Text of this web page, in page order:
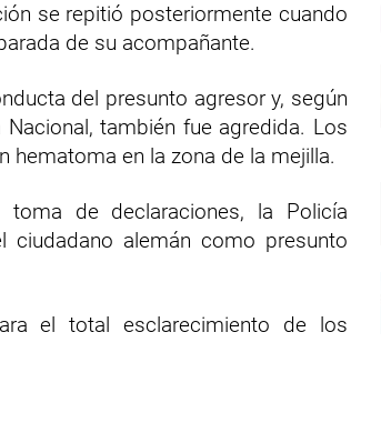
se repitió posteriormente cuando
de su acompañante.
del presunto agresor y, según
también fue agredida. Los
hematoma en la zona de la mejilla.
de declaraciones, la Policía
ciudadano alemán como presunto
el total esclarecimiento de los